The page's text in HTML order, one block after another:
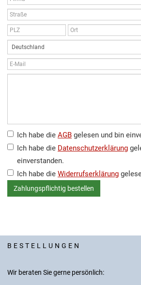
Ich habe die AGB gelesen und bin
Ich habe die Datenschutzerklärung
einverstanden.
Ich habe die Widerrufserklärung
BESTELLUNGEN
Wir beraten Sie gerne persönlich: